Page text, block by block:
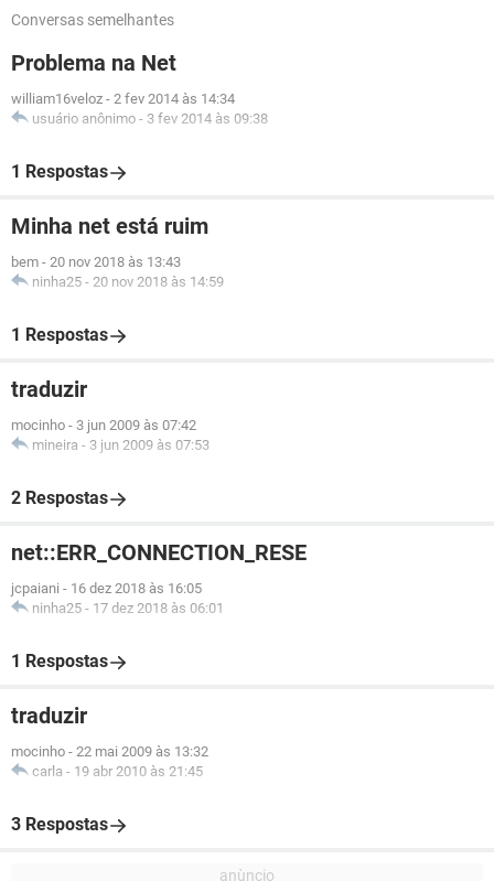
Conversas semelhantes
Problema na Net
william16veloz - 2 fev 2014 às 14:34
usuário anônimo - 3 fev 2014 às 09:38
1 Respostas
Minha net está ruim
bem - 20 nov 2018 às 13:43
ninha25 - 20 nov 2018 às 14:59
1 Respostas
traduzir
mocinho - 3 jun 2009 às 07:42
mineira - 3 jun 2009 às 07:53
2 Respostas
net::ERR_CONNECTION_RESE
jcpaiani - 16 dez 2018 às 16:05
ninha25 - 17 dez 2018 às 06:01
1 Respostas
traduzir
mocinho - 22 mai 2009 às 13:32
carla - 19 abr 2010 às 21:45
3 Respostas